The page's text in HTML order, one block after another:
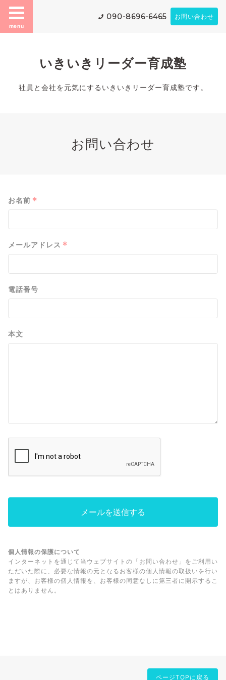
menu
090-8696-6465 お問い合わせ
いきいきリーダー育成塾
社員と会社を元気にするいきいきリーダー育成塾です。
お問い合わせ
お名前 *
メールアドレス *
電話番号
本文
個人情報の保護について
インターネットを通じて当ウェブサイトの「お問い合わせ」をご利用い
ただいた際に、必要な情報の元となるお客様の個人情報の取扱いを行い
ますが、お客様の個人情報を、お客様の同意なしに第三者に開示するこ
とはありません。
ページTOPに戻る